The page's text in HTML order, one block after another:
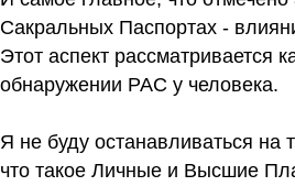
Сакральных Паспортах -
Этот аспект рассматривается
обнаружении РАС у человека.
Я не буду останавливаться на
что такое Личные и Высшие